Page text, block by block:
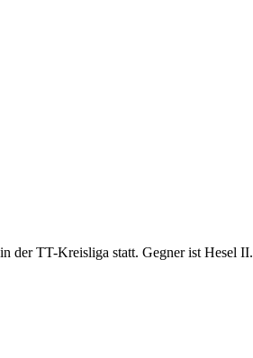
der TT-Kreisliga statt. Gegner ist Hesel II.